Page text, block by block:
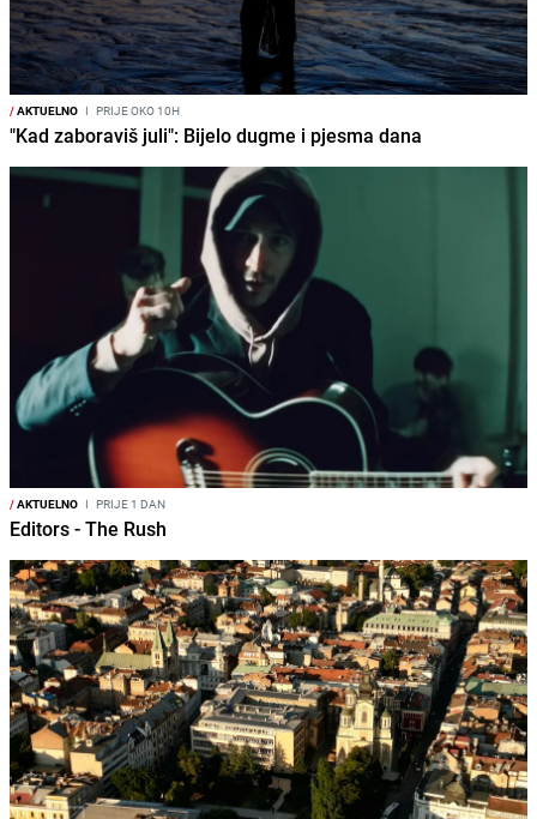
/AKTUELNO I PRIJE OKO 10H
"Kad zaboraviš juli": Bijelo dugme i pjesma dana
/AKTUELNO I PRIJE 1 DAN
Editors - The Rush